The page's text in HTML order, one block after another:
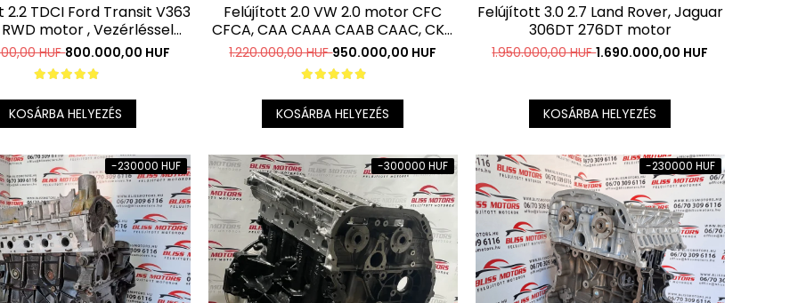
TDCI Ford Transit V363
motor , Vezérléssel
is megvásárolható !
HUF800.000,00 HUF
KOSÁRBA HELYEZÉS
Felújított 2.0 VW 2.0 motor CFC
CFCA, CAA CAAA CAAB CAAC, CKT
CKU CSH CNE CSL, CKUB CKTC
CSHA CNEA CSLB CSLC CDCA
1.220.000,00 HUF950.000,00 HUF
KOSÁRBA HELYEZÉS
Felújított 3.0 2.7 Land Rover, Jaguar
306DT 276DT motor
1.950.000,00 HUF1.690.000,00 HUF
KOSÁRBA HELYEZÉS
-230000 HUF -300000 HUF -230000 HUF